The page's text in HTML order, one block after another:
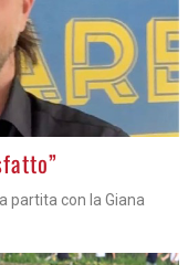
partita con la Giana